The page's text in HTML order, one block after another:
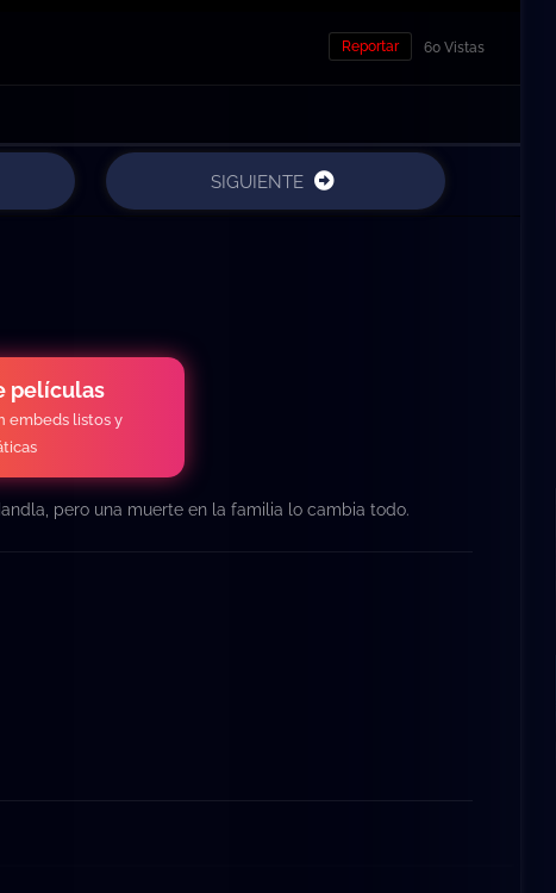
60 Vistas
Reportar
SIGUIENTE
películas
embeds listos y
pero una muerte en la familia lo cambia todo.